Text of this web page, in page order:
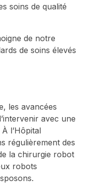
soins de qualité
de notre
de soins élevés
les avancées
avec une
l’Hôpital
régulièrement des
la chirurgie robot
robots